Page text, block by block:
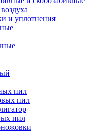
и уплотнения
пил
пил
пил